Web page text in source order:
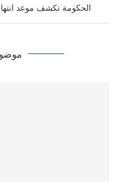
الحكومة تكشف موعد